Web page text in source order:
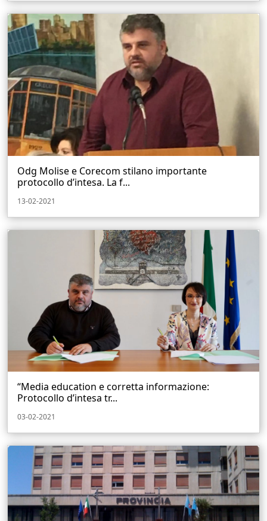
Odg Molise e Corecom stilano importante
protocollo d’intesa. La f...
13-02-2021
“Media education e corretta informazione:
Protocollo d’intesa tr...
03-02-2021